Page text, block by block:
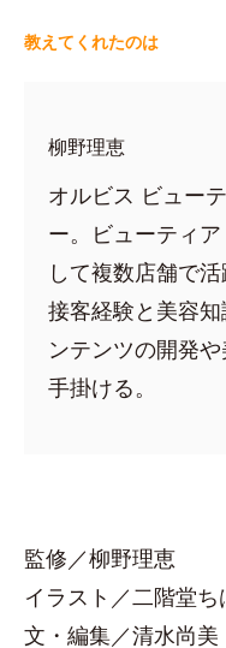
教えてくれたのは
柳野理恵
オルビス ビュー
ー。ビューティ
して複数店舗で
接客経験と美容
ンテンツの開発
手掛ける。
監修／柳野理恵
イラスト／二階堂ち
文・編集／清水尚美